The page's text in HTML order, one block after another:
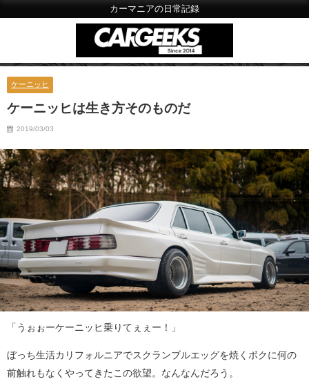
カーマニアの日常記録
ケーニッヒ
ケーニッヒは生き方そのものだ
2019/03/03
「うぉぉーケーニッヒ乗りてぇぇー！」
ぼっち生活カリフォルニアでスクランブルエッグを焼くボクに何の
前触れもなくやってきたこの欲望。なんなんだろう。